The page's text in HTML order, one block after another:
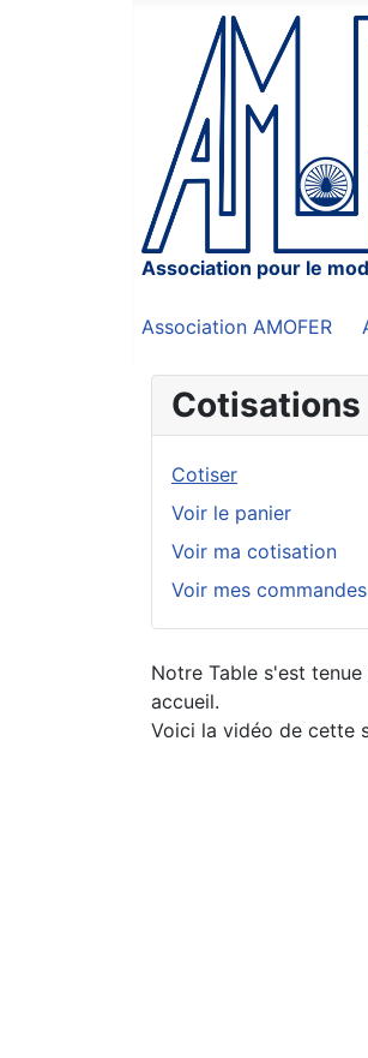
Association pour le
Association AMOFER
Cotisations
Cotiser
Voir le panier
Voir ma cotisation
Voir mes commandes
Notre Table s'est
accueil.
Voici la vidéo de cette